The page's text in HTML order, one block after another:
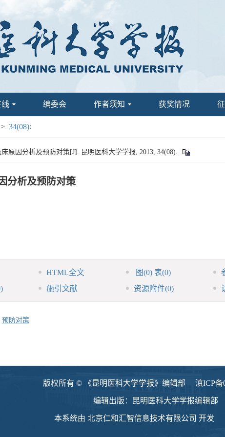
编委会 作者须知 获奖情况
> 34(08):
原因分析及预防对策[J]. 昆明医科大学学报, 2013, 34(08).
分析及预防对策
HTML全文 图(0) 表(0)
施引文献 资源附件(0)
预防对策
版权所有 © 《昆明医科大学学报》编辑部 滇ICP备
编辑出版：昆明医科大学学报编辑部
本系统由 北京仁和汇智信息技术有限公司 开发